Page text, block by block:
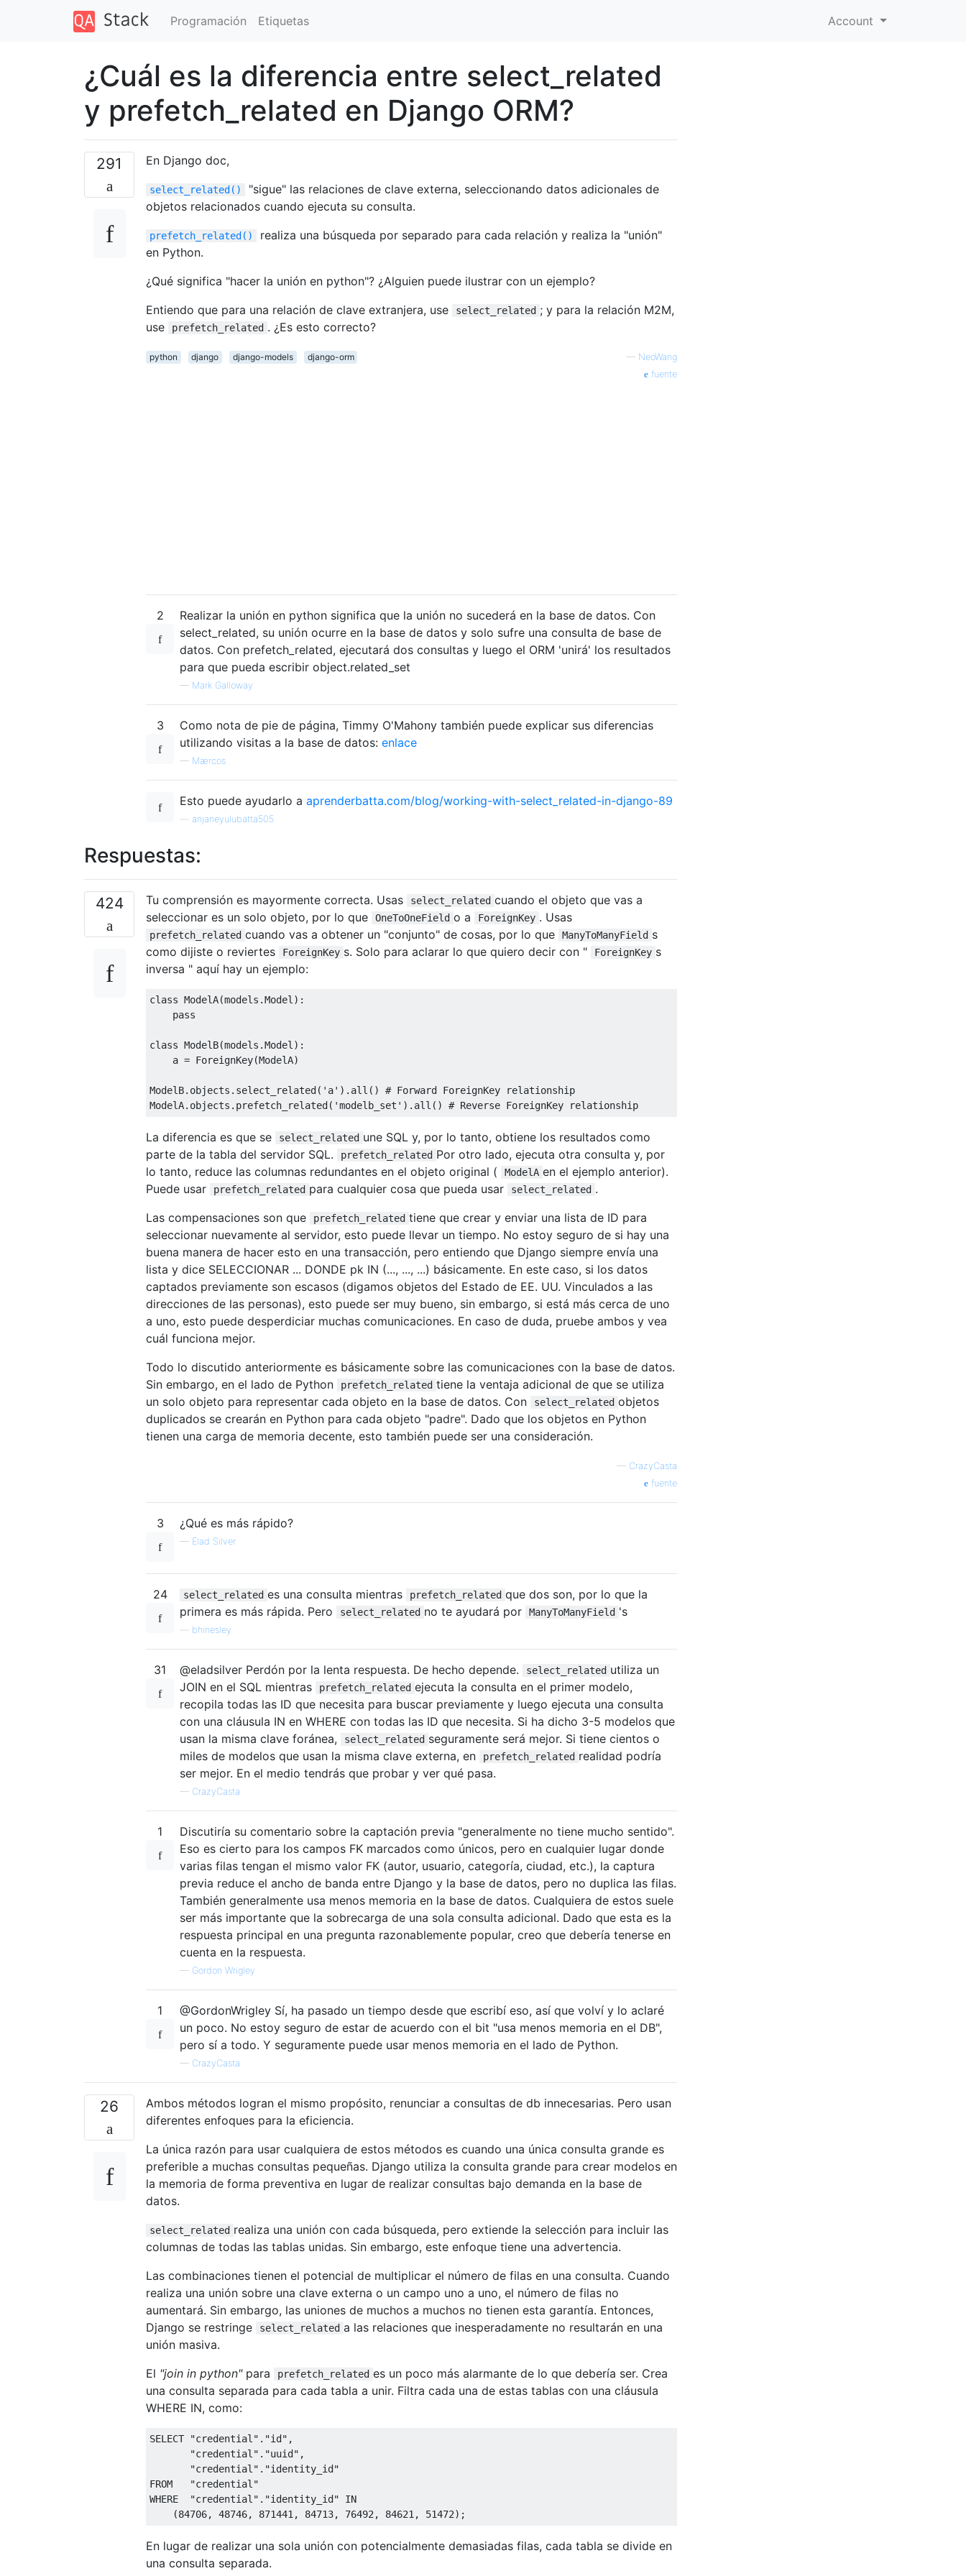
Programación Etiquetas Account
¿Cuál es la diferencia entre select_related
y prefetch_related en Django ORM?
291 En Django doc,
select_related()
"sigue" las relaciones de clave externa, seleccionando datos adicionales de
objetos relacionados cuando ejecuta su consulta.
prefetch_related()
realiza una búsqueda por separado para cada relación y realiza la "unión"
en Python.
¿Qué significa "hacer la unión en python"? ¿Alguien puede ilustrar con un ejemplo?
Entiendo que para una relación de clave extranjera, use
select_related ; y para la relación M2M,
use
prefetch_related . ¿Es esto correcto?
python django django-models django-orm — NeoWang
fuente
2
Realizar la unión en python significa que la unión no sucederá en la base de datos. Con
select_related, su unión ocurre en la base de datos y solo sufre una consulta de base de
datos. Con prefetch_related, ejecutará dos consultas y luego el ORM 'unirá' los resultados
para que pueda escribir object.related_set
— Mark Galloway
3
Como nota de pie de página, Timmy O'Mahony también puede explicar sus diferencias
utilizando visitas a la base de datos: enlace
— Mærcos
Esto puede ayudarlo a aprenderbatta.com/blog/working-with-select_related-in-django-89
anjaneyulubatta505
Respuestas:
424 Tu comprensión es mayormente correcta. Usas select_related cuando el objeto que vas a
seleccionar es un solo objeto, por lo que
OneToOneField o a ForeignKey . Usas
prefetch_related cuando vas a obtener un "conjunto" de cosas, por lo que ManyToManyField s
como dijiste o reviertes
ForeignKey s. Solo para aclarar lo que quiero decir con " ForeignKey s
inversa " aquí hay un ejemplo:
class ModelA(models .Model ):
pass
class ModelB(models .Model ):
    a
= ForeignKey(ModelA)
ModelB. objects . select_related( 'a' ). all ()
# Forward ForeignKey relationship
ModelA. objects . prefetch_related( 'modelb_set' ). all () # Reverse ForeignKey relationship
La diferencia es que se select_related une SQL y, por lo tanto, obtiene los resultados como
parte de la tabla del servidor SQL.
prefetch_related Por otro lado, ejecuta otra consulta y, por
lo tanto, reduce las columnas redundantes en el objeto original (
ModelA en el ejemplo anterior).
Puede usar
prefetch_related para cualquier cosa que pueda usar select_related .
Las compensaciones son que
prefetch_related tiene que crear y enviar una lista de ID para
seleccionar nuevamente al servidor, esto puede llevar un tiempo. No estoy seguro de si hay una
buena manera de hacer esto en una transacción, pero entiendo que Django siempre envía una
lista y dice SELECCIONAR ... DONDE pk IN (..., ..., ...) básicamente. En este caso, si los datos
captados previamente son escasos (digamos objetos del Estado de EE. UU. Vinculados a las
direcciones de las personas), esto puede ser muy bueno, sin embargo, si está más cerca de uno
a uno, esto puede desperdiciar muchas comunicaciones. En caso de duda, pruebe ambos y vea
cuál funciona mejor.
Todo lo discutido anteriormente es básicamente sobre las comunicaciones con la base de datos.
Sin embargo, en el lado de Python
prefetch_related tiene la ventaja adicional de que se utiliza
un solo objeto para representar cada objeto en la base de datos. Con
select_related objetos
duplicados se crearán en Python para cada objeto "padre". Dado que los objetos en Python
tienen una carga de memoria decente, esto también puede ser una consideración.
— CrazyCasta
fuente
3 ¿Qué es más rápido?
— Elad Silver
24 select_related es una consulta mientras prefetch_related que dos son, por lo que la
primera es más rápida. Pero
select_related no te ayudará por ManyToManyField 's
bhinesley
31 @eladsilver Perdón por la lenta respuesta. De hecho depende. select_related utiliza un
JOIN en el SQL mientras
prefetch_related ejecuta la consulta en el primer modelo,
recopila todas las ID que necesita para buscar previamente y luego ejecuta una consulta
con una cláusula IN en WHERE con todas las ID que necesita. Si ha dicho 3-5 modelos que
usan la misma clave foránea,
select_related seguramente será mejor. Si tiene cientos o
miles de modelos que usan la misma clave externa, en
prefetch_related realidad podría
ser mejor. En el medio tendrás que probar y ver qué pasa.
— CrazyCasta
1
Discutiría su comentario sobre la captación previa "generalmente no tiene mucho sentido".
Eso es cierto para los campos FK marcados como únicos, pero en cualquier lugar donde
varias filas tengan el mismo valor FK (autor, usuario, categoría, ciudad, etc.), la captura
previa reduce el ancho de banda entre Django y la base de datos, pero no duplica las filas.
También generalmente usa menos memoria en la base de datos. Cualquiera de estos suele
ser más importante que la sobrecarga de una sola consulta adicional. Dado que esta es la
respuesta principal en una pregunta razonablemente popular, creo que debería tenerse en
cuenta en la respuesta.
— Gordon Wrigley
1
@GordonWrigley Sí, ha pasado un tiempo desde que escribí eso, así que volví y lo aclaré
un poco. No estoy seguro de estar de acuerdo con el bit "usa menos memoria en el DB",
pero sí a todo. Y seguramente puede usar menos memoria en el lado de Python.
— CrazyCasta
26
Ambos métodos logran el mismo propósito, renunciar a consultas de db innecesarias. Pero usan
diferentes enfoques para la eficiencia.
La única razón para usar cualquiera de estos métodos es cuando una única consulta grande es
preferible a muchas consultas pequeñas. Django utiliza la consulta grande para crear modelos en
la memoria de forma preventiva en lugar de realizar consultas bajo demanda en la base de
datos.
select_related realiza una unión con cada búsqueda, pero extiende la selección para incluir las
columnas de todas las tablas unidas. Sin embargo, este enfoque tiene una advertencia.
Las combinaciones tienen el potencial de multiplicar el número de filas en una consulta. Cuando
realiza una unión sobre una clave externa o un campo uno a uno, el número de filas no
aumentará. Sin embargo, las uniones de muchos a muchos no tienen esta garantía. Entonces,
Django se restringe
select_related a las relaciones que inesperadamente no resultarán en una
unión masiva.
El "join in python"para prefetch_related es un poco más alarmante de lo que debería ser. Crea
una consulta separada para cada tabla a unir. Filtra cada una de estas tablas con una cláusula
WHERE IN, como:
SELECT "credential" . "id" ,
"credential" . "uuid" ,
"credential" . "identity_id"
FROM
"credential"
WHERE
"credential" . "identity_id" IN
(84706, 48746, 871441 , 84713, 76492 , 84621 , 51472);
En lugar de realizar una sola unión con potencialmente demasiadas filas, cada tabla se divide en
una consulta separada.